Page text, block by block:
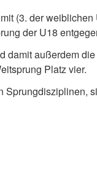
(3. der weiblichen
der U18
damit außerdem
Platz vier.
Sprungdisziplinen,